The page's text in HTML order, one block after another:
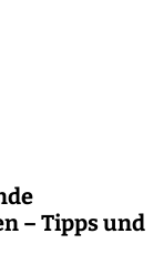
– Tipps und